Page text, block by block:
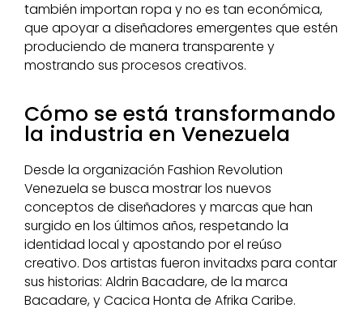
también importan ropa y no es tan económica,
que apoyar a diseñadores emergentes que estén
produciendo de manera transparente y
mostrando sus procesos creativos.
Cómo se está transformando
la industria en Venezuela
Desde la organización Fashion Revolution
Venezuela se busca mostrar los nuevos
conceptos de diseñadores y marcas que han
surgido en los últimos años, respetando la
identidad local y apostando por el reúso
creativo. Dos artistas fueron invitadxs para contar
sus historias: Aldrin Bacadare, de la marca
Bacadare, y Cacica Honta de Afrika Caribe.